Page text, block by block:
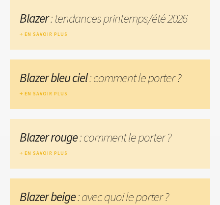
Blazer: tendances printemps/été 2026
EN SAVOIR PLUS
Blazer bleu ciel: comment le porter ?
EN SAVOIR PLUS
Blazer rouge: comment le porter ?
EN SAVOIR PLUS
Blazer beige: avec quoi le porter ?